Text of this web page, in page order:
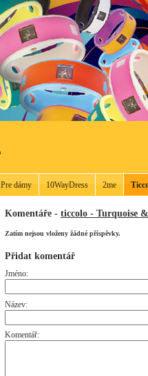
Pre dámy 10WayDress 2me
Komentáře - ticcolo - Turquoise
Zatím nejsou vloženy žádné příspěvky.
Přidat komentář
Jméno:
Název:
Komentář: